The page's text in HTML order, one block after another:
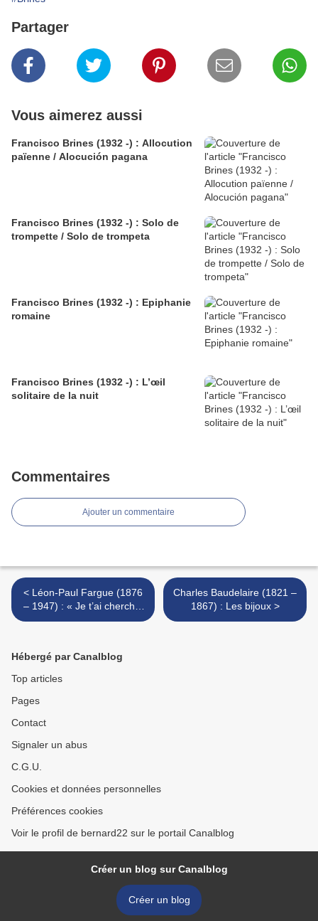
Partager
Vous aimerez aussi
Francisco Brines (1932 -) : Allocution
païenne / Alocución pagana
Francisco Brines (1932 -) : Solo de
trompette / Solo de trompeta
Francisco Brines (1932 -) : Epiphanie
romaine
Francisco Brines (1932 -) : L’œil
solitaire de la nuit
Commentaires
Ajouter un commentaire
< Léon-Paul Fargue (1876
– 1947) : « Je t’ai cherché,
je t’ai porté… »
Charles Baudelaire (1821 –
1867) : Les bijoux >
Hébergé par Canalblog
Top articles
Pages
Contact
Signaler un abus
C.G.U.
Cookies et données personnelles
Préférences cookies
Voir le profil de bernard22 sur le portail Canalblog
Créer un blog sur Canalblog
Créer un blog